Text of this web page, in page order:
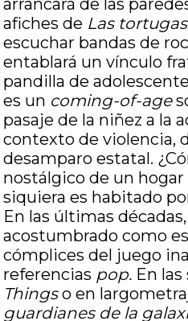
arrancará de las
afiches de Las
escuchar bandas de
entablará un vínculo
pandilla de
es un coming-of-age
pasaje de la niñez a la
contexto de violencia,
desamparo estatal.
nostálgico de un
siquiera es habitado
En las últimas
acostumbrado como
cómplices del juego
referencias pop. En
Thingso en
guardianes de la